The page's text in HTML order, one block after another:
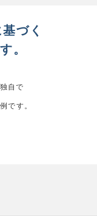
づく
。
自で
です。